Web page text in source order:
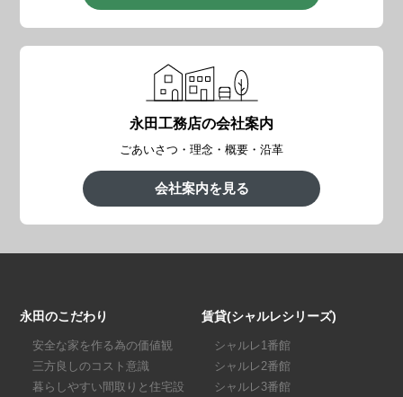
永田工務店の会社案内
ごあいさつ・理念・概要・沿革
会社案内を見る
永田のこだわり
安全な家を作る為の価値観
三方良しのコスト意識
暮らしやすい間取りと住宅設
賃貸(シャルレシリーズ)
シャルレ1番館
シャルレ2番館
シャルレ3番館